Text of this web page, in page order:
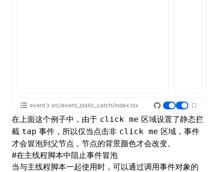
event src/event_static_catch/index.tsx
在上面这个例子中，由于 click me 区域设置了静态拦
截 tap 事件，所以仅当点击非 click me 区域，事件
才会冒泡到父节点，节点的背景颜色才会改变。
#在主线程脚本中阻止事件冒泡
当与主线程脚本一起使用时，可以通过调用事件对象的